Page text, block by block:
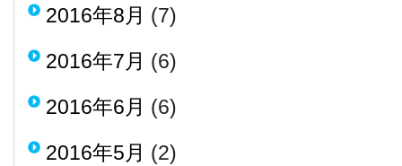
2016年8月 (7)
2016年7月 (6)
2016年6月 (6)
2016年5月 (2)